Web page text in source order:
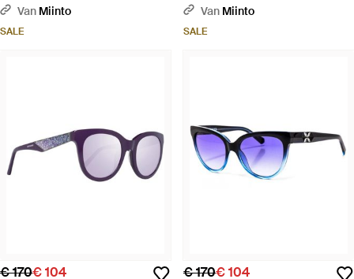
Van Miinto
SALE
Zwart
Van Miinto
SALE
€ 170€ 104 € 170€ 104